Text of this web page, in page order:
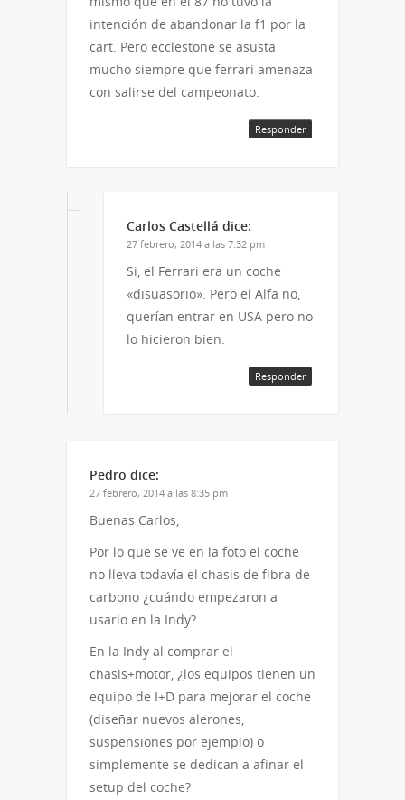
intención de abandonar la f1 por la
cart. Pero ecclestone se asusta
mucho siempre que ferrari amenaza
con salirse del campeonato.
Responder
Carlos Castellá dice:
27 febrero, 2014 a las 7:32 pm
Si, el Ferrari era un coche
«disuasorio». Pero el Alfa no,
querían entrar en USA pero no
lo hicieron bien.
Responder
Pedro dice:
27 febrero, 2014 a las 8:35 pm
Buenas Carlos,
Por lo que se ve en la foto el coche
no lleva todavía el chasis de fibra de
carbono ¿cuándo empezaron a
usarlo en la Indy?
En la Indy al comprar el
chasis+motor, ¿los equipos tienen un
equipo de I+D para mejorar el coche
(diseñar nuevos alerones,
suspensiones por ejemplo) o
simplemente se dedican a afinar el
setup del coche?